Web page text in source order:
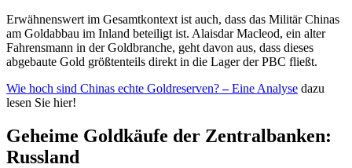
Erwähnenswert im Gesamtkontext ist auch, dass das Militär Chinas
am Goldabbau im Inland beteiligt ist. Alaisdar Macleod, ein alter
Fahrensmann in der Goldbranche, geht davon aus, dass dieses
abgebaute Gold größtenteils direkt in die Lager der PBC fließt.
Wie hoch sind Chinas echte Goldreserven?–Eine Analyse dazu
lesen Sie hier!
Geheime Goldkäufe der Zentralbanken:
Russland